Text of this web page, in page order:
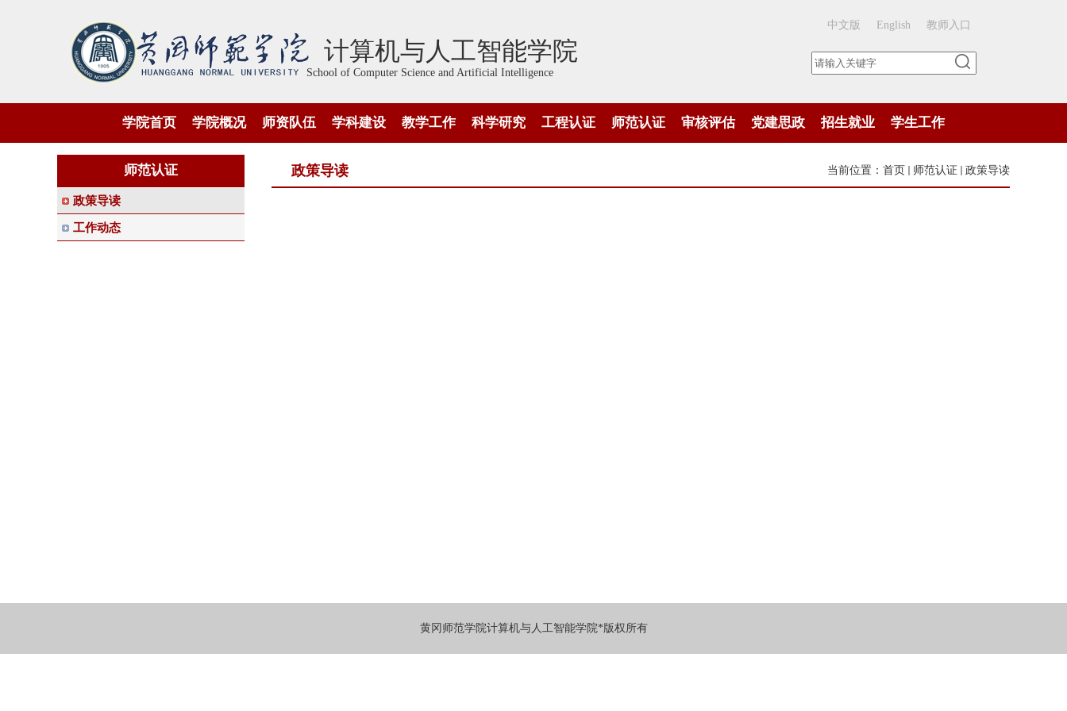
计算机与人工智能学院
School of Computer Science and Artificial Intelligence
中文版 English 教师入口
学院首页 学院概况 师资队伍 学科建设 教学工作 科学研究 工程认证 师范认证 审核评估 党建思政 招生就业 学生工作
师范认证
政策导读
工作动态
政策导读 当前位置： 首页 师范认证 政策导读
黄冈师范学院计算机与人工智能学院*版权所有